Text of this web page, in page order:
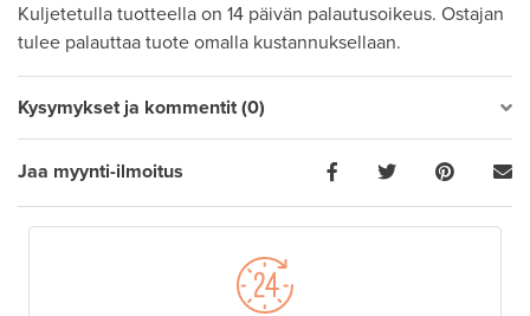
Kuljetetulla tuotteella on 14 päivän palautusoikeus. Ostajan
tulee palauttaa tuote omalla kustannuksellaan.
Kysymykset ja kommentit (0)
Jaa myynti-ilmoitus